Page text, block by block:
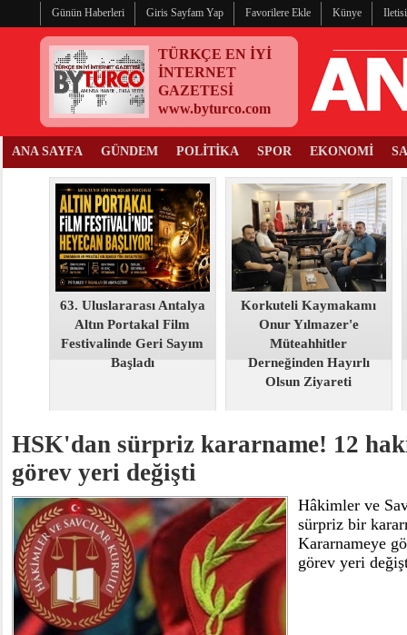
Günün Haberleri Giris Sayfam Yap Favorilere Ekle Künye
TÜRKÇE EN İYİ
İNTERNET
GAZETESİ
www.byturco.com
ANA SAYFA GÜNDEM POLİTİKA SPOR EKONOMİ
63. Uluslararası Antalya
Altın Portakal Film
Festivalinde Geri Sayım
Başladı
Korkuteli Kaymakamı
Onur Yılmazer'e
Müteahhitler
Derneğinden Hayırlı
Olsun Ziyareti
HSK'dan sürpriz kararname! 12
görev yeri değişti
Hâkimler ve
sürpriz bir
Kararnameye
görev yeri